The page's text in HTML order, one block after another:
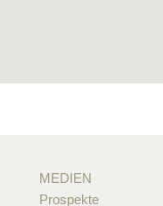
MEDIEN
Prospekte